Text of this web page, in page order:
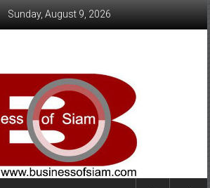
Sunday, August 9, 2026